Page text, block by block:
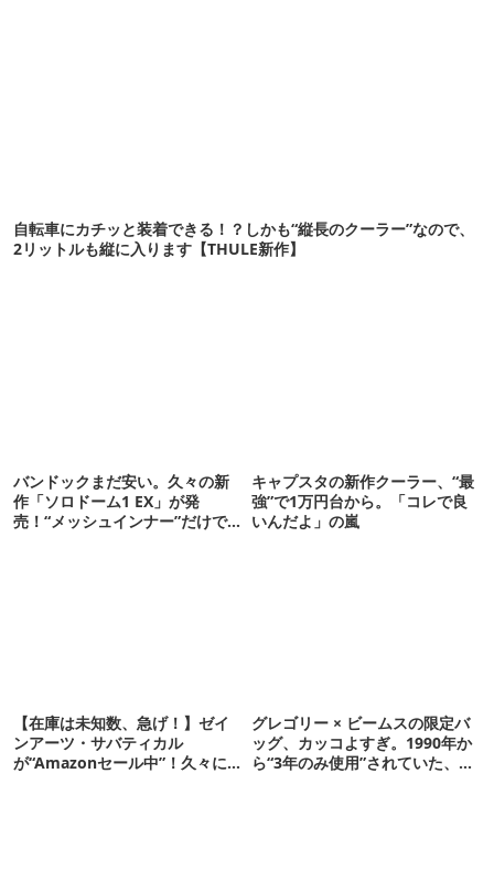
自転車にカチッと装着できる！？しかも“縦長のクーラー”なので、
2リットルも縦に入ります【THULE新作】
バンドックまだ安い。久々の新
作「ソロドーム1 EX」が発
売！“メッシュインナー”だけで
キャプスタの新作クーラー、“最
強”で1万円台から。「コレで良
いんだよ」の嵐
【在庫は未知数、急げ！】ゼイ
ンアーツ・サバティカル
が“Amazonセール中”！久々に
グレゴリー × ビームスの限定バ
ッグ、カッコよすぎ。1990年か
ら“3年のみ使用”されていた、紫